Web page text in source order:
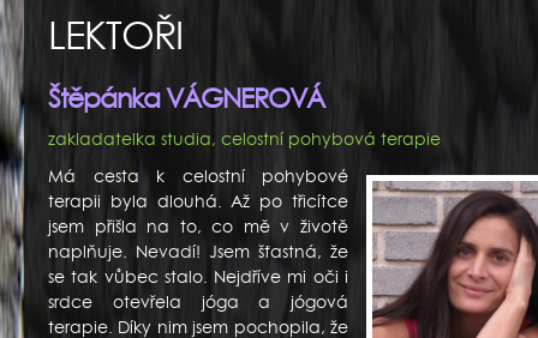
LEKTOŘI
Štěpánka VÁGNEROVÁ
zakladatelka studia, celostní pohybová terapie
Má cesta k celostní pohybové
terapii byla dlouhá. Až po třicítce
jsem přišla na to, co mě v životě
naplňuje. Nevadí! Jsem šťastná, že
se tak vůbec stalo. Nejdříve mi oči i
srdce otevřela jóga a jógová
terapie. Díky nim jsem pochopila, že